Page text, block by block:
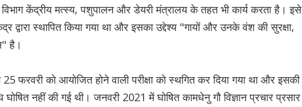
केंद्रीय मत्स्य, पशुपालन और डेयरी मंत्रालय के तहत भी कार्य करता है। इसे
द्वारा स्थापित किया गया था और इसका उद्देश्य "गायों और उनके वंश की सुरक्षा,
है।
फरवरी को आयोजित होने वाली परीक्षा को स्थगित कर दिया गया था और इसकी
घोषित नहीं की गई थी। जनवरी 2021 में घोषित कामधेनु गौ विज्ञान प्रचार प्रसार